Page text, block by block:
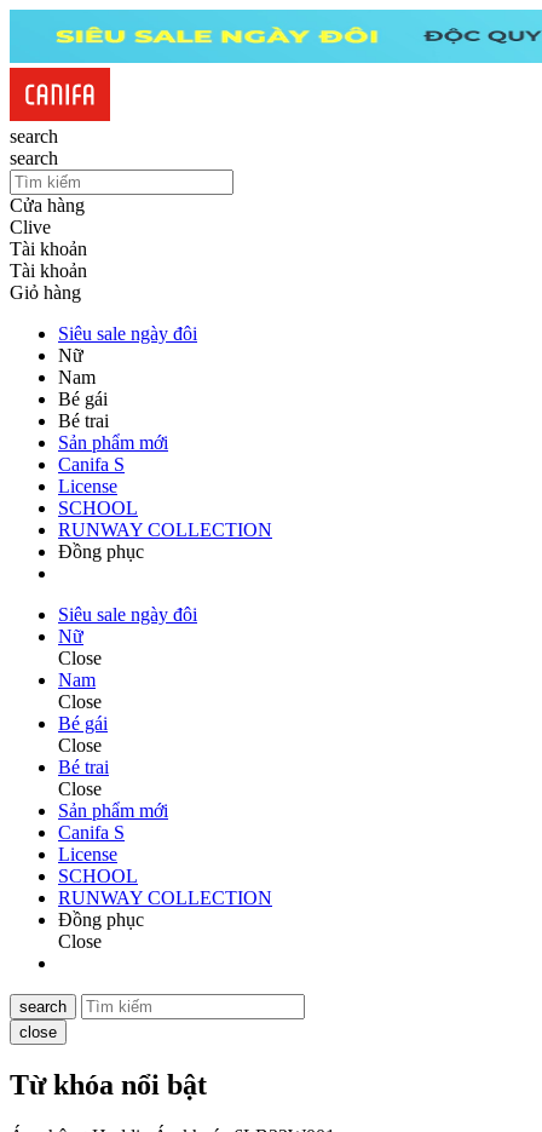
search
search
Cửa hàng
Clive
Tài khoản
Tài khoản
Giỏ hàng
Siêu sale ngày đôi
Nữ
Nam
Bé gái
Bé trai
Sản phẩm mới
Canifa S
License
SCHOOL
RUNWAY COLLECTION
Đồng phục
Siêu sale ngày đôi
Nữ
Close
Nam
Close
Bé gái
Close
Bé trai
Close
Sản phẩm mới
Canifa S
License
SCHOOL
RUNWAY COLLECTION
Đồng phục
Close
search
close
Từ khóa nổi bật